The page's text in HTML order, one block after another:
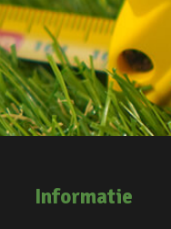
Informatie